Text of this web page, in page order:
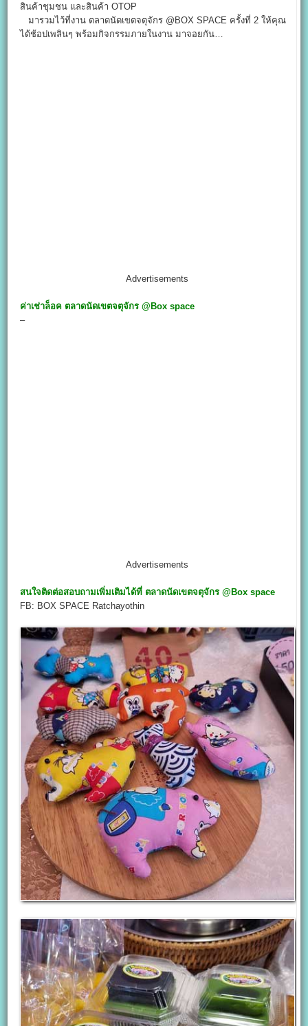
สินค้าชุมชน และสินค้า OTOP
มารวมไว้ที่งาน ตลาดนัดเขตจตุจักร @BOX SPACE ครั้งที่ 2 ให้คุณ
ได้ช้อปเพลินๆ พร้อมกิจกรรมภายในงาน มาจอยกัน…
Advertisements
ค่าเช่าล็อค ตลาดนัดเขตจตุจักร @Box space
–
Advertisements
สนใจติดต่อสอบถามเพิ่มเติมได้ที่ ตลาดนัดเขตจตุจักร @Box space
FB: BOX SPACE Ratchayothin